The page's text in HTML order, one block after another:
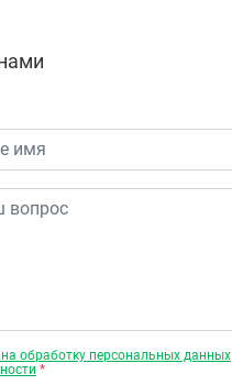
на обработку персональных данных
*